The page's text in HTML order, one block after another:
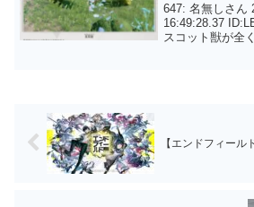
647: 名無しさん
16:49:28.37
スコット獣が全
【エンドフィール